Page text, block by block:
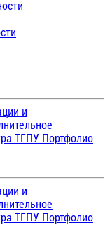
и
ТГПУ Портфолио
и
ТГПУ Портфолио